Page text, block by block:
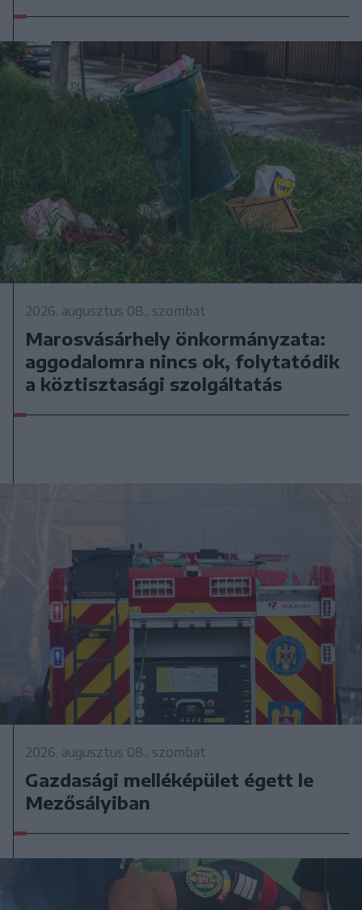
2026. augusztus 08., szombat
Marosvásárhely önkormányzata:
aggodalomra nincs ok, folytatódik
a köztisztasági szolgáltatás
2026. augusztus 08., szombat
Gazdasági melléképület égett le
Mezősályiban